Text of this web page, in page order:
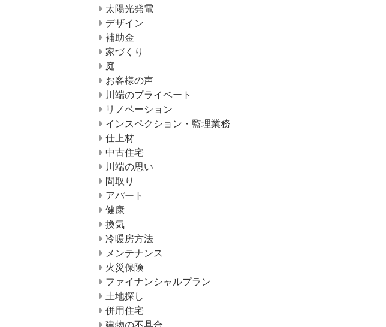
太陽光発電
デザイン
補助金
家づくり
庭
お客様の声
川端のプライベート
リノベーション
インスペクション・監理業務
仕上材
中古住宅
川端の思い
間取り
アパート
健康
換気
冷暖房方法
メンテナンス
火災保険
ファイナンシャルプラン
土地探し
併用住宅
建物の不具合